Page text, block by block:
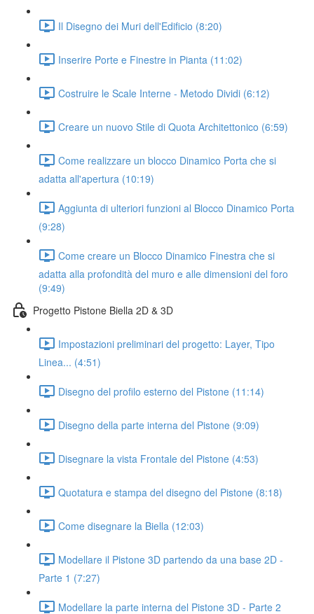
Il Disegno dei Muri dell'Edificio (8:20)
Inserire Porte e Finestre in Pianta (11:02)
Costruire le Scale Interne - Metodo Dividi (6:12)
Creare un nuovo Stile di Quota Architettonico (6:59)
Come realizzare un blocco Dinamico Porta che si
adatta all'apertura (10:19)
Aggiunta di ulteriori funzioni al Blocco Dinamico Porta
(9:28)
Come creare un Blocco Dinamico Finestra che si
adatta alla profondità del muro e alle dimensioni del foro
(9:49)
Progetto Pistone Biella 2D & 3D
Impostazioni preliminari del progetto: Layer, Tipo
Linea... (4:51)
Disegno del profilo esterno del Pistone (11:14)
Disegno della parte interna del Pistone (9:09)
Disegnare la vista Frontale del Pistone (4:53)
Quotatura e stampa del disegno del Pistone (8:18)
Come disegnare la Biella (12:03)
Modellare il Pistone 3D partendo da una base 2D -
Parte 1 (7:27)
Modellare la parte interna del Pistone 3D - Parte 2